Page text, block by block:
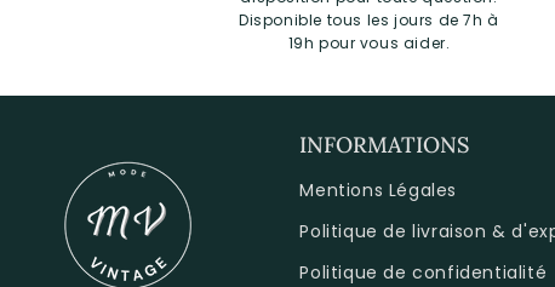
Disponible tous les jours de 7h à
19h pour vous aider.
INFORMATIONS
Mentions Légales
Politique de livraison &
Politique de confidentialité